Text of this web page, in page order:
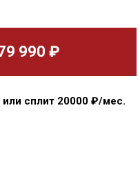
990 ₽
или сплит 20000₽/мес.